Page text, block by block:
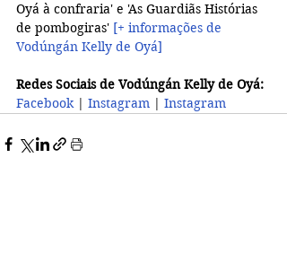
Oyá à confraria' e 'As Guardiãs Histórias
de pombogiras' [+ informações de
Vodúngán Kelly de Oyá]
Redes Sociais de Vodúngán Kelly de Oyá:
Facebook | Instagram | Instagram